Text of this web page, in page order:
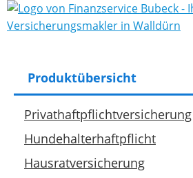
Produktübersicht
Privathaftpflichtversicherung
Hundehalterhaftpflicht
Hausratversicherung